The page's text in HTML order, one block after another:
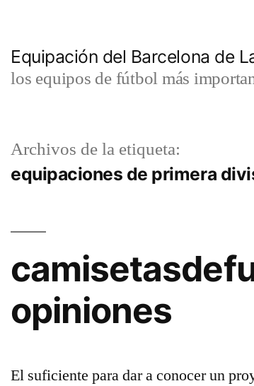
Equipación del Barcelona de
los equipos de fútbol más
Archivos de la etiqueta:
equipaciones de primera
opiniones
El suficiente para dar a conocer un